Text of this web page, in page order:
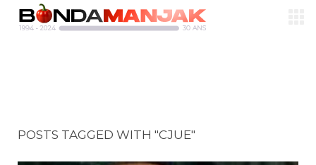
POSTS TAGGED WITH "CJUE"